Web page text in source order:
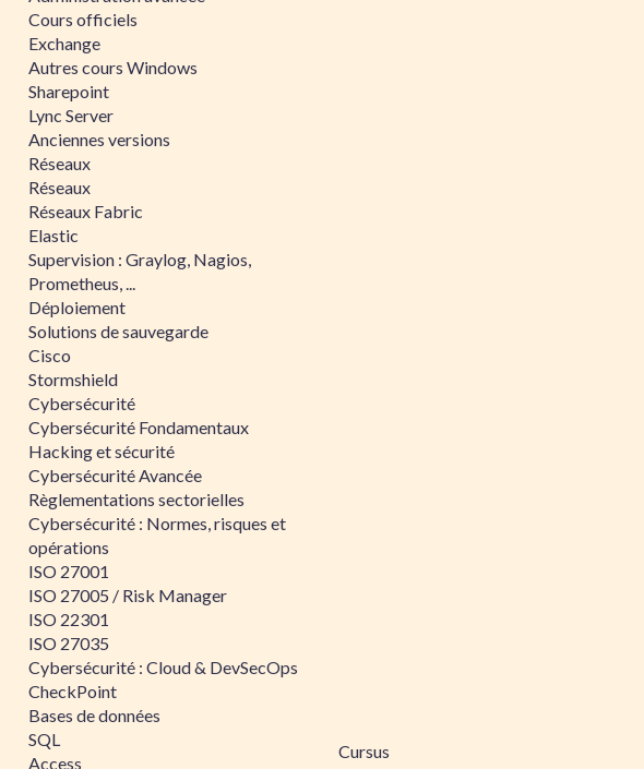
Cours officiels
Exchange
Autres cours Windows
Sharepoint
Lync Server
Anciennes versions
Réseaux
Réseaux
Réseaux Fabric
Elastic
Supervision : Graylog, Nagios,
Prometheus, ...
Déploiement
Solutions de sauvegarde
Cisco
Stormshield
Cybersécurité
Cybersécurité Fondamentaux
Hacking et sécurité
Cybersécurité Avancée
Règlementations sectorielles
Cybersécurité : Normes, risques et
opérations
ISO 27001
ISO 27005 / Risk Manager
ISO 22301
ISO 27035
Cybersécurité : Cloud & DevSecOps
CheckPoint
Bases de données
SQL
Access
Cursus